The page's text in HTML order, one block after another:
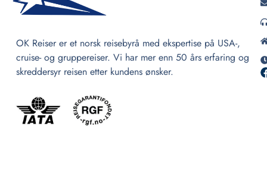
OK Reiser er et norsk reisebyrå med ekspertise på USA-,
cruise- og gruppereiser. Vi har mer enn 50 års erfaring og
skreddersyr reisen etter kundens ønsker.